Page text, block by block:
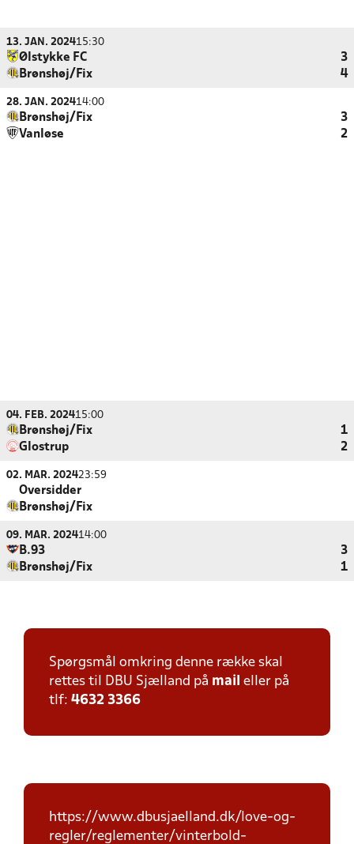
13. JAN. 202415:30
Ølstykke FC
3
Brønshøj/Fix
4
28. JAN. 202414:00
Brønshøj/Fix
3
Vanløse
2
04. FEB. 202415:00
Brønshøj/Fix
1
Glostrup
2
02. MAR. 202423:59
Oversidder
Brønshøj/Fix
09. MAR. 202414:00
B.93
3
Brønshøj/Fix
1
Spørgsmål omkring denne række skal
rettes til DBU Sjælland på mail eller på
tlf: 4632 3366
https://www.dbusjaelland.dk/love-og-
regler/reglementer/vinterbold-